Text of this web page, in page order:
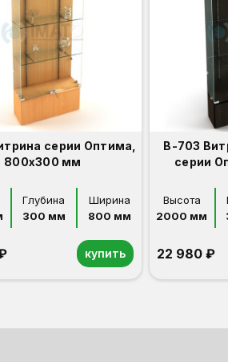
серии Оптима,
800x300 мм
Глубина
300 мм
Ширина
800 мм
купить
В-703
серии
Высота
2000 мм
22 980 ₽